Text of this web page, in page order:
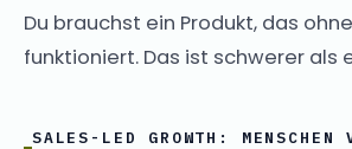
Du brauchst ein Produkt, das
funktioniert. Das ist schwerer als
SALES-LED GROWTH: MENSCHEN